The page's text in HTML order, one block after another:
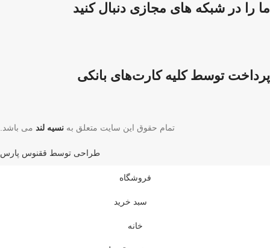
ما را در شبکه های مجازی دنبال کنید
پرداخت توسط کلیه کارت‌های بانکی
تمام حقوق این سایت متعلق به نسیه لند می باشد.
طراحی توسط ققنوس پارس
فروشگاه
سبد خرید
خانه